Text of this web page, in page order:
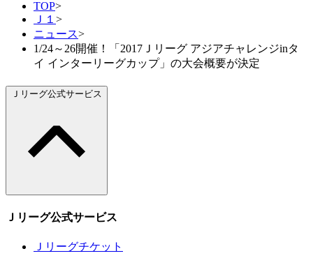
TOP>
Ｊ１ >
ニュース>
1/24～26開催！「2017Ｊリーグ アジアチャレンジinタ
イ インターリーグカップ」の大会概要が決定
Ｊリーグ公式サービス
Ｊリーグ公式サービス
Ｊリーグチケット